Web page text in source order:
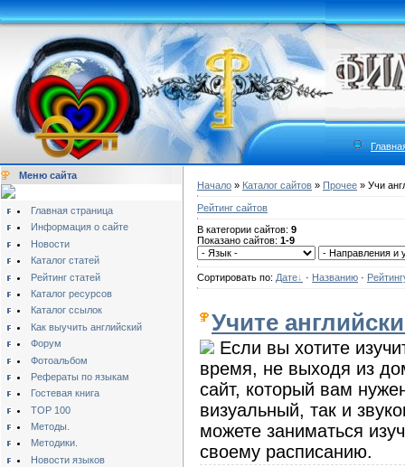
Меню сайта
Главная страница
Информация о сайте
Новости
Каталог статей
Рейтинг статей
Каталог ресурсов
Каталог ссылок
Как выучить английский
Форум
Фотоальбом
Рефераты по языкам
Гостевая книга
TOP 100
Методы.
Методики.
Новости языков
Начало » Каталог сайтов » Прочее » Учи
Рейтинг сайтов
В категории сайтов: 9
Показано сайтов: 1-9
Сортировать по: Дате · Названию ·
Учите
Если вы хотите
время, не выходя из
сайт, который вам
визуальный, так и
можете заниматься
своему расписанию.